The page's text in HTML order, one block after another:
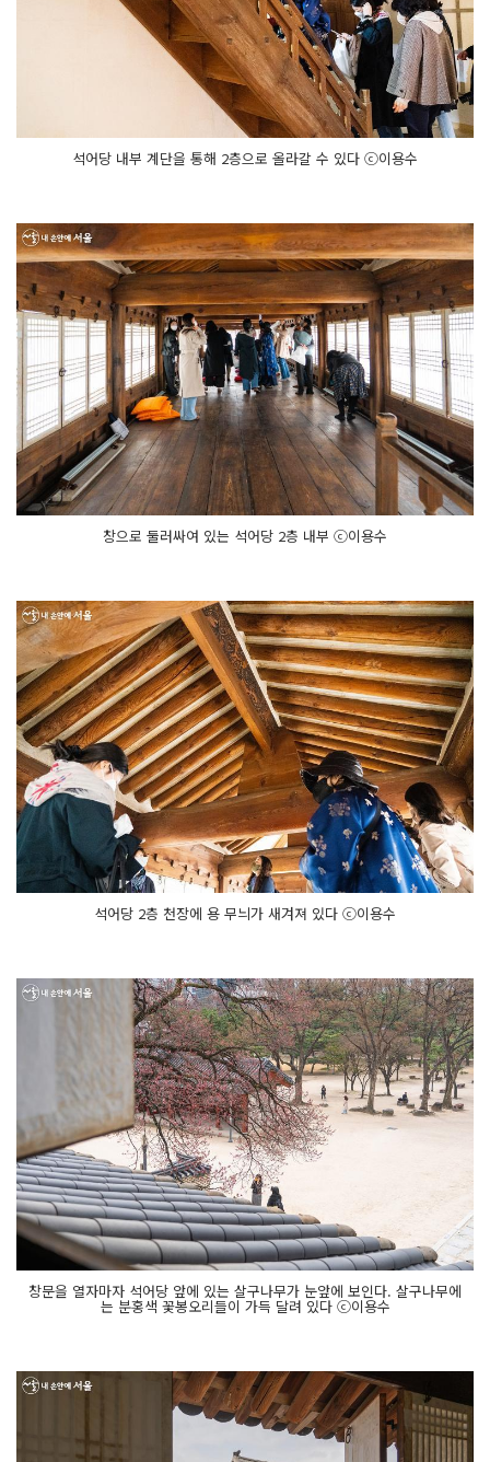
석어당 내부 계단을 통해 2층으로 올라갈 수 있다 ⓒ이용수
창으로 둘러싸여 있는 석어당 2층 내부 ⓒ이용수
석어당 2층 천장에 용 무늬가 새겨져 있다 ⓒ이용수
창문을 열자마자 석어당 앞에 있는 살구나무가 눈앞에 보인다. 살구나무에
는 분홍색 꽃봉오리들이 가득 달려 있다 ⓒ이용수